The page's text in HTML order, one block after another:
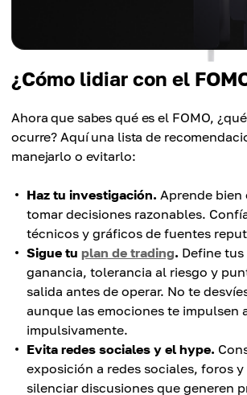
¿Cómo lidiar con el
Ahora que sabes qué es el FOMO,
ocurre? Aquí una lista de
manejarlo o evitarlo:
Haz tu investigación. Aprende bien
tomar decisiones razonables.
técnicos y gráficos de fuentes
Sigue tu plan de trading. Define
ganancia, tolerancia al riesgo y
salida antes de operar. No te
aunque las emociones te impulsen
impulsivamente.
Evita redes sociales y el hype.
exposición a redes sociales, foros
silenciar discusiones que generen